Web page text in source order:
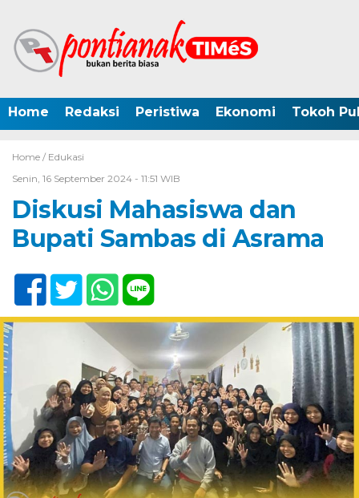
Home Redaksi Peristiwa Ekonomi Tokoh
Home / Edukasi
Senin, 16 September 2024 - 11:51 WIB
Diskusi Mahasiswa dan
Bupati Sambas di Asrama